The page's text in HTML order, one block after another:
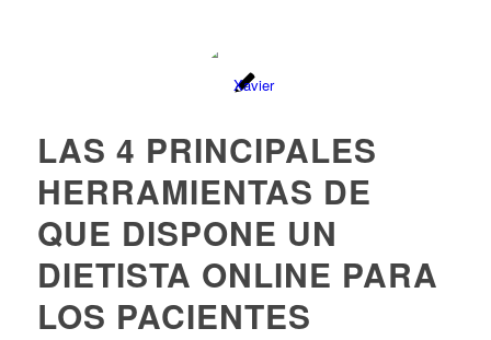
LAS 4 PRINCIPALES
HERRAMIENTAS DE
QUE DISPONE UN
DIETISTA ONLINE PARA
LOS PACIENTES